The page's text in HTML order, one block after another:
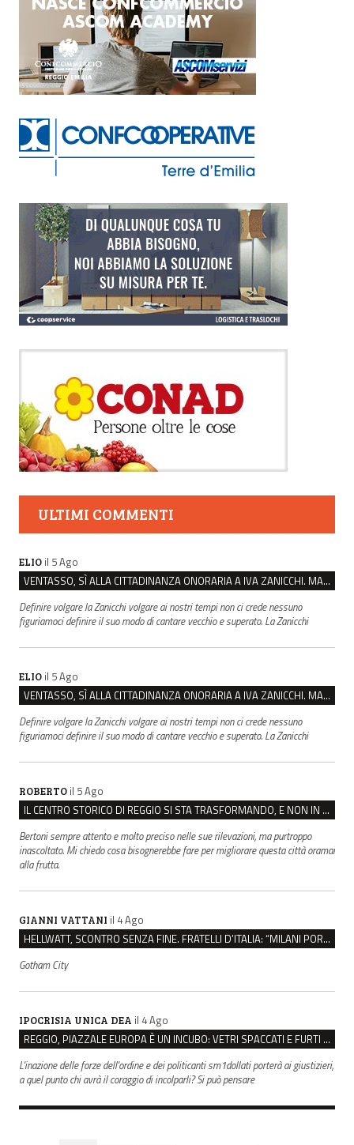
ULTIMI COMMENTI
ELIO il 5 Ago
VENTASSO, SÌ ALLA CITTADINANZA ONORARIA A IVA ZANICCHI. MA BARGIACCHI: “È DI PESSIMO GUSTO”
Definire volgare la Zanicchi volgare ai nostri tempi non ci crede nessuno
figuriamoci definire il suo modo di cantare vecchio e superato. La Zanicchi
ELIO il 5 Ago
VENTASSO, SÌ ALLA CITTADINANZA ONORARIA A IVA ZANICCHI. MA BARGIACCHI: “È DI PESSIMO GUSTO”
Definire volgare la Zanicchi volgare ai nostri tempi non ci crede nessuno
figuriamoci definire il suo modo di cantare vecchio e superato. La Zanicchi
ROBERTO il 5 Ago
IL CENTRO STORICO DI REGGIO SI STA TRASFORMANDO, E NON IN MEGLIO
Bertoni sempre attento e molto preciso nelle sue rilevazioni, ma purtroppo
inascoltato. Mi chiedo cosa bisognerebbe fare per migliorare questa città oramai
alla frutta.
GIANNI VATTANI il 4 Ago
HELLWATT, SCONTRO SENZA FINE. FRATELLI D’ITALIA: “MILANI PORTA DOCUMENTI, DE FRANCO INSULTI”
Gotham City
IPOCRISIA UNICA DEA il 4 Ago
REGGIO, PIAZZALE EUROPA È UN INCUBO: VETRI SPACCATI E FURTI SULLE AUTO IN SOSTA
L'inazione delle forze dell'ordine e dei politicanti sm1dollati porterà ai giustizieri,
a quel punto chi avrà il coraggio di incolparli? Si può pensare